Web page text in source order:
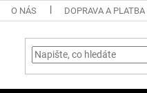
O NÁS DOPRAVA A PLATBA